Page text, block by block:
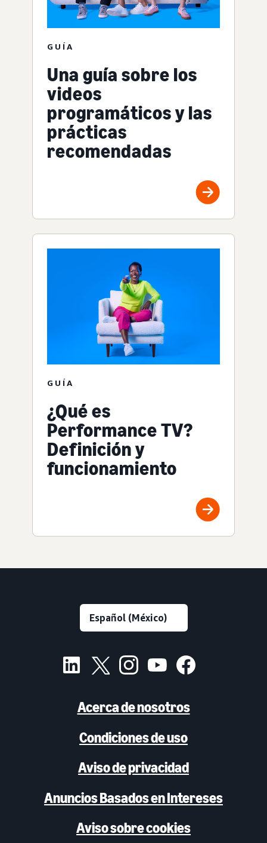
GUÍA
Una guía sobre los
videos
programáticos y las
prácticas
recomendadas
GUÍA
¿Qué es
Performance TV?
Definición y
funcionamiento
Acerca de nosotros
Condiciones de uso
Aviso de privacidad
Anuncios Basados en Intereses
Aviso sobre cookies